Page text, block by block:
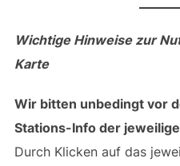
Wichtige Hinweise zur
Karte
Wir bitten unbedingt vor
Stations-Info der
Durch Klicken auf das